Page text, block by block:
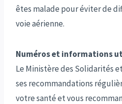
êtes malade pour éviter de
voie aérienne.
Numéros et informations
Le Ministère des Solidarités
ses recommandations
votre santé et vous